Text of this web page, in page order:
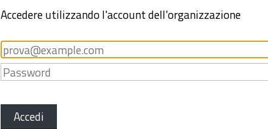
Accedere utilizzando l'account dell'organizzazione
Accedi